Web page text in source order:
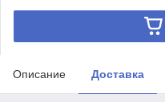
Описание Доставка